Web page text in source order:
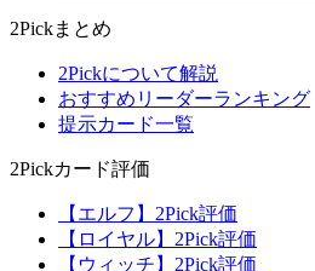
2Pickまとめ
2Pickについて解説
おすすめリーダーランキング
提示カード一覧
2Pickカード評価
【エルフ】2Pick評価
【ロイヤル】2Pick評価
【ウィッチ】2Pick評価